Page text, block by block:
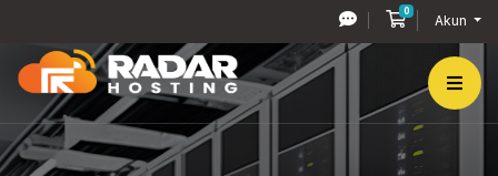
0Keranjang
Akun